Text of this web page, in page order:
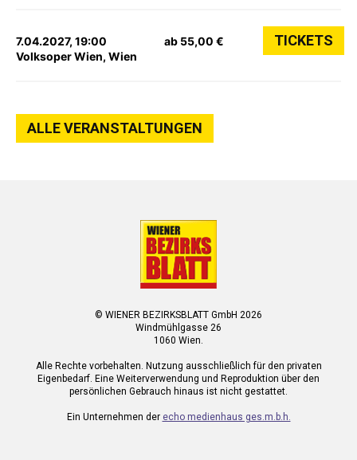
7.04.2027, 19:00
Volksoper Wien, Wien
ab 55,00 € TICKETS
ALLE VERANSTALTUNGEN
© WIENER BEZIRKSBLATT GmbH 2026
Windmühlgasse 26
1060 Wien.
Alle Rechte vorbehalten. Nutzung ausschließlich für den privaten
Eigenbedarf. Eine Weiterverwendung und Reproduktion über den
persönlichen Gebrauch hinaus ist nicht gestattet.
Ein Unternehmen der echo medienhaus ges.m.b.h.